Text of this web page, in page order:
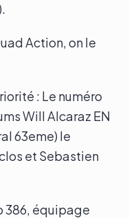
Action, on le
: Le numéro
Will Alcaraz EN
63eme) le
et Sebastien
386, équipage